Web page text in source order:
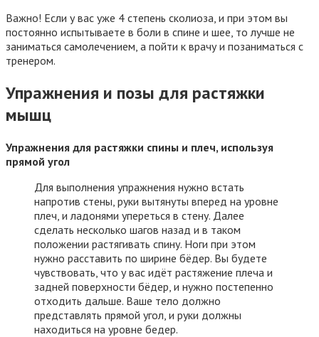
Важно! Если у вас уже 4 степень сколиоза, и при этом вы
постоянно испытываете в боли в спине и шее, то лучше не
заниматься самолечением, а пойти к врачу и позаниматься с
тренером.
Упражнения и позы для растяжки
мышц
Упражнения для растяжки спины и плеч, используя
прямой угол
Для выполнения упражнения нужно встать
напротив стены, руки вытянуты вперед на уровне
плеч, и ладонями упереться в стену. Далее
сделать несколько шагов назад и в таком
положении растягивать спину. Ноги при этом
нужно расставить по ширине бёдер. Вы будете
чувствовать, что у вас идёт растяжение плеча и
задней поверхности бёдер, и нужно постепенно
отходить дальше. Ваше тело должно
представлять прямой угол, и руки должны
находиться на уровне бедер.